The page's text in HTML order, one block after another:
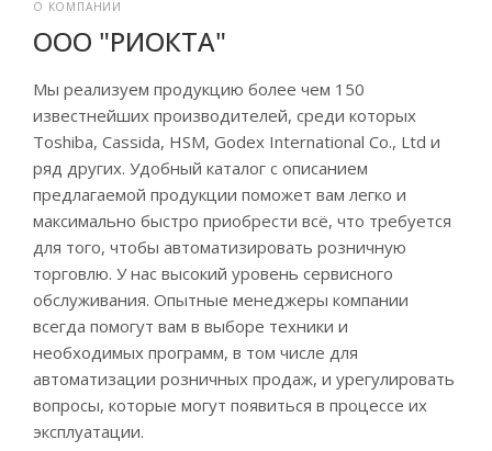
О КОМПАНИИ
ООО "РИОКТА"
Мы реализуем продукцию более чем 150
известнейших производителей, среди которых
Toshiba, Cassida, HSM, Godex International Co., Ltd и
ряд других. Удобный каталог с описанием
предлагаемой продукции поможет вам легко и
максимально быстро приобрести всё, что требуется
для того, чтобы автоматизировать розничную
торговлю. У нас высокий уровень сервисного
обслуживания. Опытные менеджеры компании
всегда помогут вам в выборе техники и
необходимых программ, в том числе для
автоматизации розничных продаж, и урегулировать
вопросы, которые могут появиться в процессе их
эксплуатации.